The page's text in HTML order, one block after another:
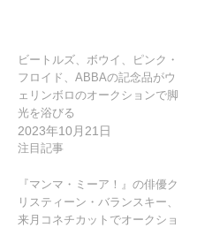
ビートルズ、ボウイ、ピンク・
フロイド、ABBAの記念品がウ
ェリンボロのオークションで脚
光を浴びる
2023年10月21日
注目記事
『マンマ・ミーア！』の俳優ク
リスティーン・バランスキー、
来月コネチカットでオークショ